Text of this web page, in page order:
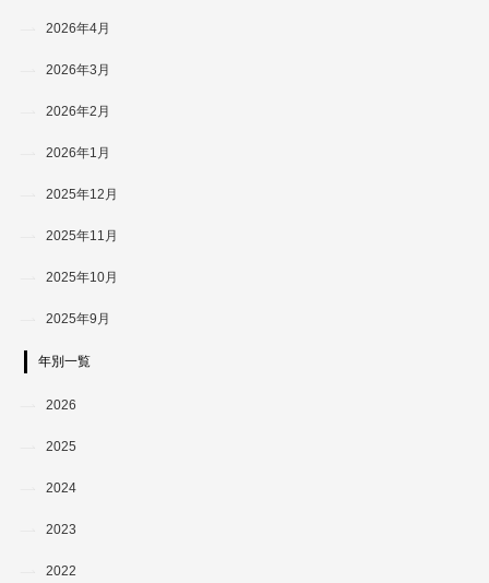
2026年4月
2026年3月
2026年2月
2026年1月
2025年12月
2025年11月
2025年10月
2025年9月
年別一覧
2026
2025
2024
2023
2022